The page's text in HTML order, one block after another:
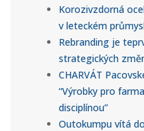
Korozivzdorná
v leteckém
Rebranding je
strategických
CHARVÁT
“Výrobky pro
disciplínou”
Outokumpu vítá